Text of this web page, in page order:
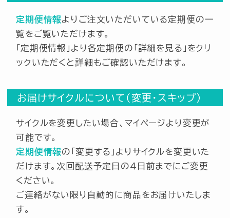
ログイン
定期便情報よりご注文いただいている定期便の一
覧をご覧いただけます。
「定期便情報」より各定期便の「詳細を見る」をクリ
ックいただくと詳細もご確認いただけます。
お届けサイクルについて（変更・スキップ）
サイクルを変更したい場合、マイページより変更が
可能です。
定期便情報の「変更する」よりサイクルを変更いた
だけます。次回配送予定日の４日前までにご変更
ください。
ご連絡がない限り自動的に商品をお届けいたしま
す。